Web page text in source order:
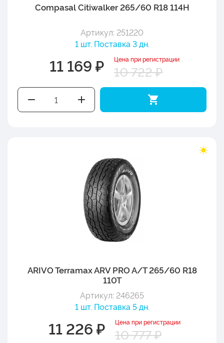
Compasal Citiwalker 265/60 R18 114H
Артикул: 251220
1 шт. Поставка 3 дн.
11 169 ₽ Цена при регистрации
10 722 ₽
ARIVO Terramax ARV PRO A/T 265/60 R18
110T
Артикул: 246265
1 шт. Поставка 5 дн.
11 226 ₽ Цена при регистрации
10 777 ₽